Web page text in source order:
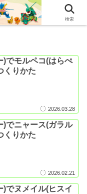
)でモルペコ(はらぺ
くりかた
2026.03.28
)でニャース(ガラル
くりかた
2026.02.21
)でヌメイル(ヒスイ
検索